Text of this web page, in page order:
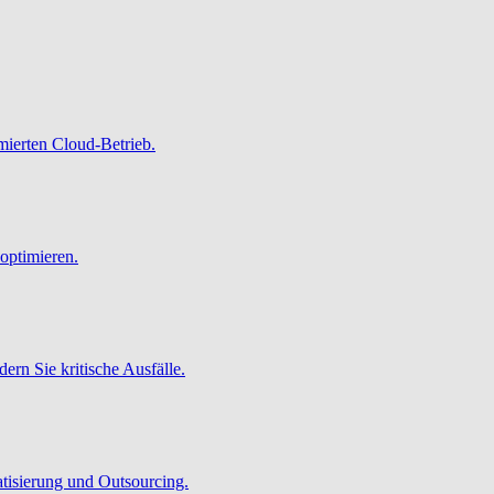
Cloud-Betrieb.
Sie kritische Ausfälle.
und Outsourcing.